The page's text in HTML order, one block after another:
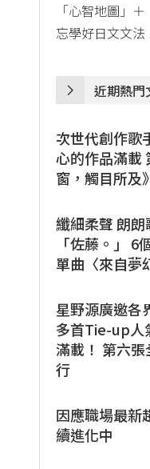
「心智地圖」
忘學好日文文法
近期熱門
次世代創作歌
心的作品滿載
窗，觸目所及
纖細柔聲 朗
「佐藤。」 6
單曲〈來自夢
星野源廣邀各
多首Tie-up人
滿載！ 第六
行
因應職場最新
續進化中